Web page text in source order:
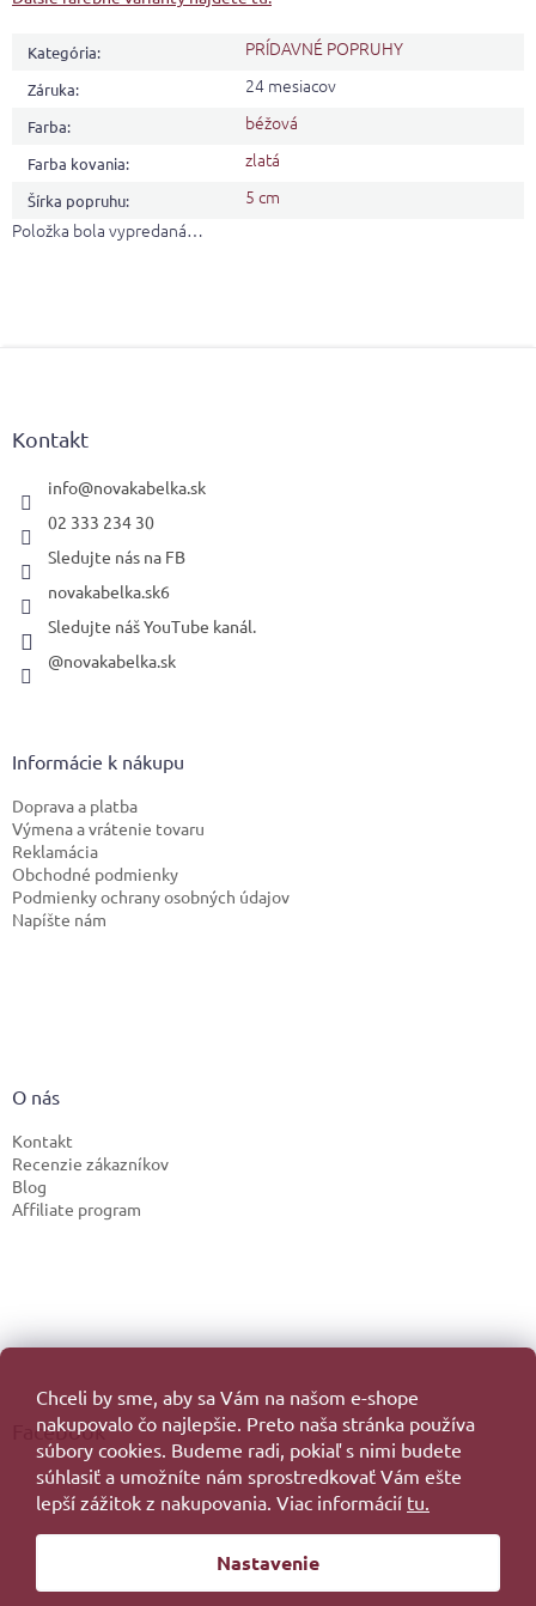
Chceli by sme, aby sa Vám na našom e-shope
nakupovalo čo najlepšie. Preto naša stránka používa
súbory cookies. Budeme radi, pokiaľ s nimi budete
súhlasiť a umožníte nám sprostredkovať Vám ešte
lepší zážitok z nakupovania. Viac informácií tu.
Nastavenie
Kategória: PRÍDAVNÉ POPRUHY
Záruka: 24 mesiacov
Farba: béžová
Farba kovania: zlatá
Šírka popruhu:
5 cm
Položka bola vypredaná…
Kontakt
info@novakabelka.sk
02 333 234 30
Sledujte nás na FB
novakabelka.sk6
Sledujte náš YouTube kanál.
@novakabelka.sk
Informácie k nákupu
Doprava a platba
Výmena a vrátenie tovaru
Reklamácia
Obchodné podmienky
Podmienky ochrany osobných údajov
Napíšte nám
O nás
Kontakt
Recenzie zákazníkov
Blog
Affiliate program
Facebook
Vytvoril Shoptet